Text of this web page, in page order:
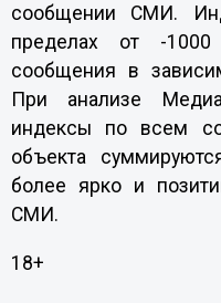
сообщении СМИ.
пределах от -
сообщения в
При анализе
индексы по всем
объекта
более ярко и
СМИ.
18+